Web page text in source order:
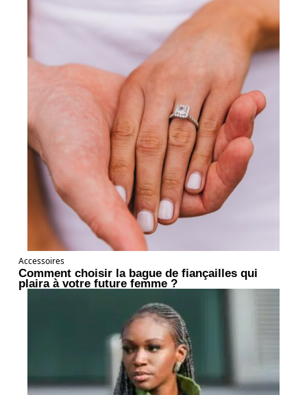
Accessoires
Comment choisir la bague de fiançailles qui
plaira à votre future femme ?